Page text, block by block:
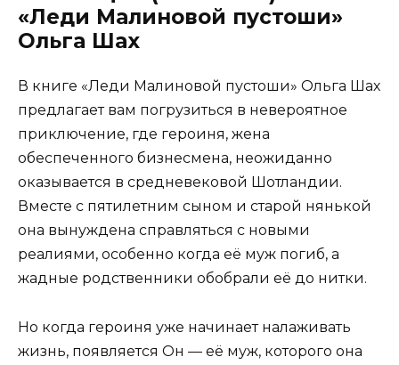
«Леди Малиновой пустоши»
Ольга Шах
В книге «Леди Малиновой пустоши» Ольга Шах
предлагает вам погрузиться в невероятное
приключение, где героиня, жена
обеспеченного бизнесмена, неожиданно
оказывается в средневековой Шотландии.
Вместе с пятилетним сыном и старой нянькой
она вынуждена справляться с новыми
реалиями, особенно когда её муж погиб, а
жадные родственники обобрали её до нитки.
Но когда героиня уже начинает налаживать
жизнь, появляется Он — её муж, которого она